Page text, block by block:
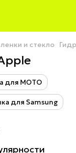
и стекло
для MOTO
для Samsung